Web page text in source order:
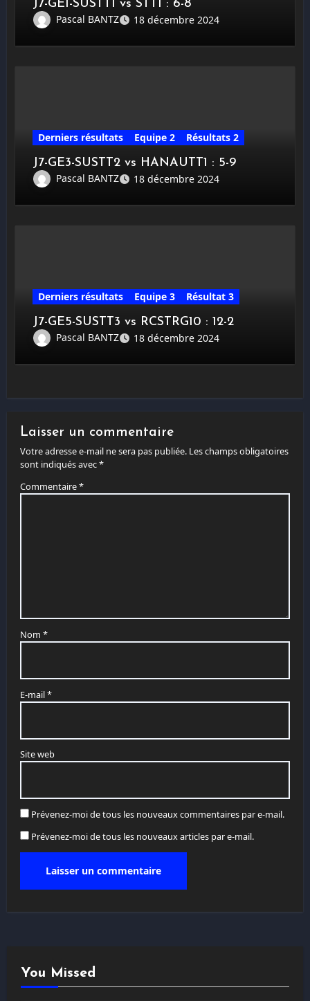
J7-GE1-SUSTT1 vs STT1 : 6-8
Pascal BANTZ
18 décembre 2024
Derniers résultats Equipe 2
Résultats 2
J7-GE3-SUSTT2 vs HANAUTT1 : 5-9
Pascal BANTZ
18 décembre 2024
Derniers résultats Equipe 3
Résultat 3
J7-GE5-SUSTT3 vs RCSTRG10 : 12-2
Pascal BANTZ
18 décembre 2024
Laisser un commentaire
Votre adresse e-mail ne sera pas publiée. Les champs obligatoires
sont indiqués avec*
Commentaire*
Nom *
E-mail*
Site web
Prévenez-moi de tous les nouveaux commentaires par e-mail.
Prévenez-moi de tous les nouveaux articles par e-mail.
You Missed